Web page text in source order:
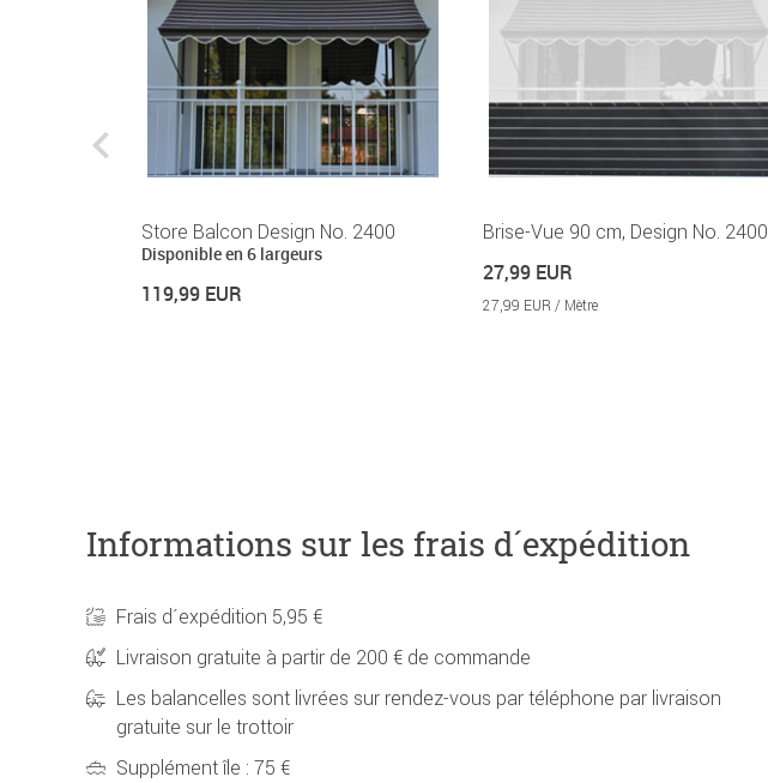
Store Balcon Design No. 2400
Disponible en 6 largeurs
119,99 EUR
Brise-Vue 90 cm, Design No. 2400
27,99 EUR
27,99 EUR / Mètre
Informations sur les frais d´expédition
Frais d´expédition 5,95 €
Livraison gratuite à partir de 200 € de commande
Les balancelles sont livrées sur rendez-vous par téléphone par livraison
gratuite sur le trottoir
Supplément île : 75 €